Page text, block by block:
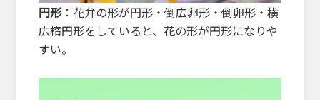
円形：花弁の形が円形・倒広卵形・倒卵形・横
広楕円形をしていると、花の形が円形になりや
すい。